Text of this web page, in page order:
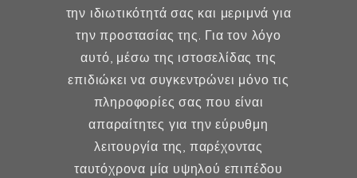
Δήμητρα Φέξη
MD, MSc, FMH
Μαιευτήρας - Χειρουργός
Γυναικολόγος
Μέλος ESHRE, ISA, FMH
την ιδιωτικότητά σας και μεριμνά για
την προστασίας της. Για τον λόγο
αυτό, μέσω της ιστοσελίδας της
επιδιώκει να συγκεντρώνει μόνο τις
πληροφορίες σας που είναι
απαραίτητες για την εύρυθμη
λειτουργία της, παρέχοντας
ταυτόχρονα μία υψηλού επιπέδου